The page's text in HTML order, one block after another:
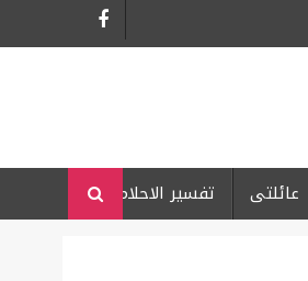
عائلتى تفسير الاحلام